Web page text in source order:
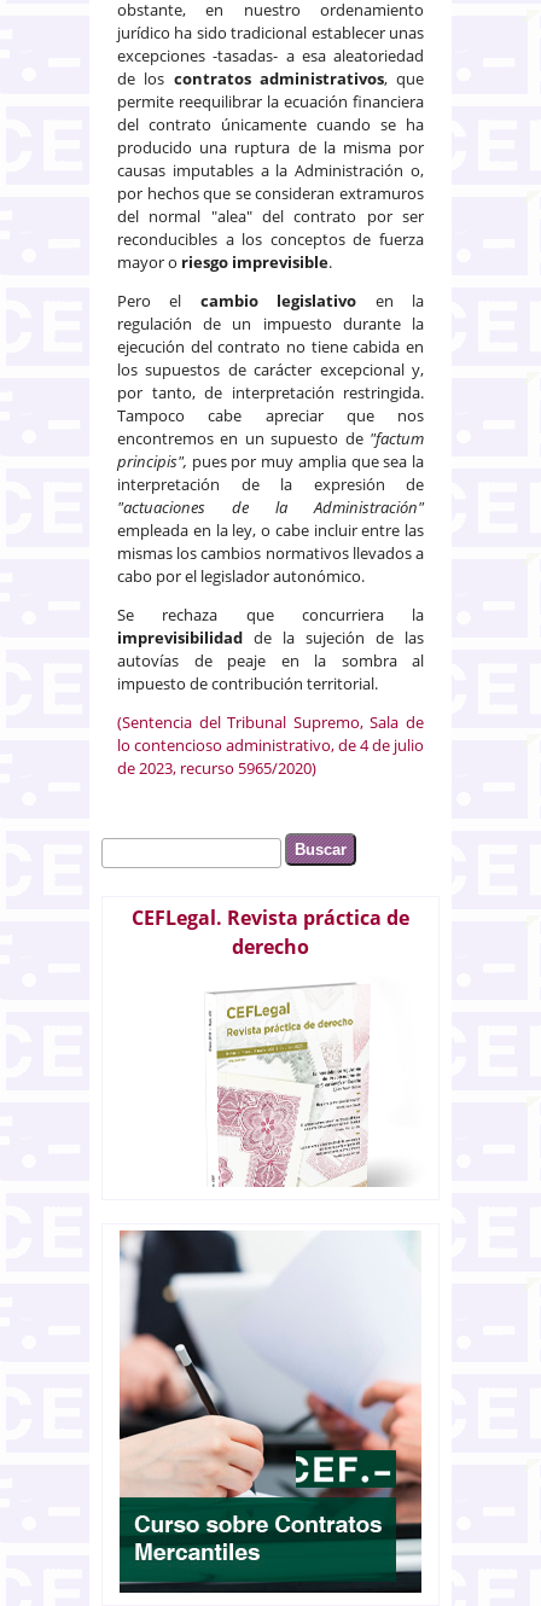
obstante, en nuestro ordenamiento
jurídico ha sido tradicional establecer unas
excepciones -tasadas- a esa aleatoriedad
de los contratos administrativos, que
permite reequilibrar la ecuación financiera
del contrato únicamente cuando se ha
producido una ruptura de la misma por
causas imputables a la Administración o,
por hechos que se consideran extramuros
del normal "alea" del contrato por ser
reconducibles a los conceptos de fuerza
mayor o riesgo imprevisible.
Pero el cambio legislativo en la
regulación de un impuesto durante la
ejecución del contrato no tiene cabida en
los supuestos de carácter excepcional y,
por tanto, de interpretación restringida.
Tampoco cabe apreciar que nos
encontremos en un supuesto de "factum
principis", pues por muy amplia que sea la
interpretación de la expresión de
"actuaciones de la Administración"
empleada en la ley, o cabe incluir entre las
mismas los cambios normativos llevados a
cabo por el legislador autonómico.
Se rechaza que concurriera la
imprevisibilidad de la sujeción de las
autovías de peaje en la sombra al
impuesto de contribución territorial.
(Sentencia del Tribunal Supremo, Sala de
lo contencioso administrativo, de 4 de julio
de 2023, recurso 5965/2020)
Formulario de búsqueda
Buscar
CEFLegal. Revista práctica de
derecho